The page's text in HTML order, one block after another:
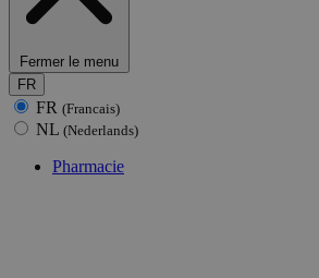
Fermer le menu
FR
FR (Francais)
NL (Nederlands)
Pharmacie